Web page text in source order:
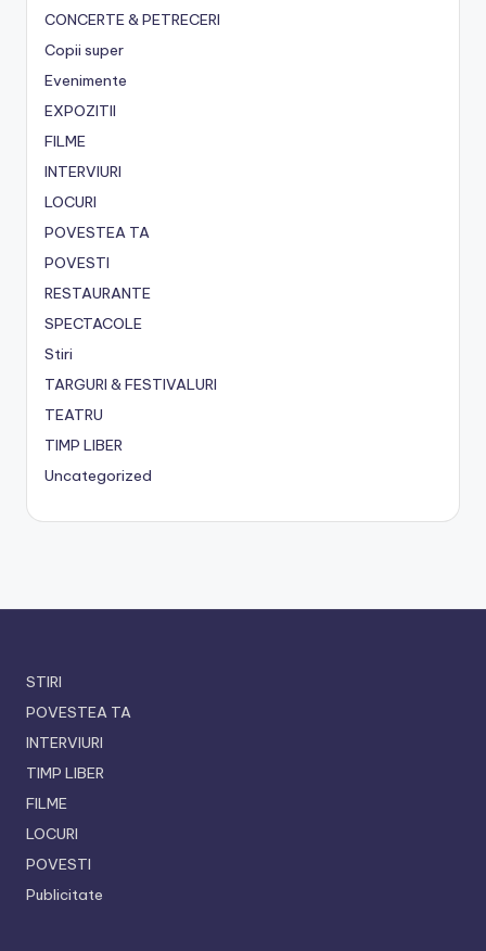
CONCERTE & PETRECERI
Copii super
Evenimente
EXPOZITII
FILME
INTERVIURI
LOCURI
POVESTEA TA
POVESTI
RESTAURANTE
SPECTACOLE
Stiri
TARGURI & FESTIVALURI
TEATRU
TIMP LIBER
Uncategorized
STIRI
POVESTEA TA
INTERVIURI
TIMP LIBER
FILME
LOCURI
POVESTI
Publicitate